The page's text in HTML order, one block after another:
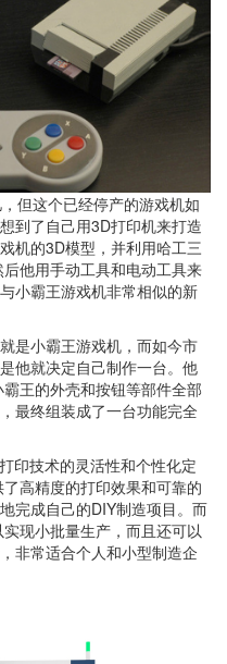
但这个已经停产的游戏机如
到了自己用3D打印机来打造
机的3D模型，并利用哈工三
他用手动工具和电动工具来
小霸王游戏机非常相似的新
是小霸王游戏机，而如今市
他就决定自己制作一台。他
王的外壳和按钮等部件全部
最终组装成了一台功能完全
印技术的灵活性和个性化定
高精度的打印效果和可靠的
完成自己的DIY制造项目。而
现小批量生产，而且还可以
非常适合个人和小型制造企